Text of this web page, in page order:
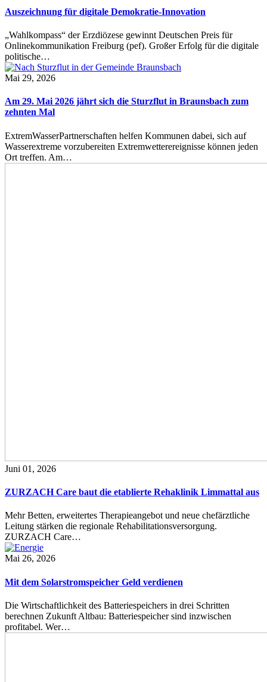
Auszeichnung für digitale Demokratie-Innovation
„Wahlkompass“ der Erzdiözese gewinnt Deutschen Preis für
Onlinekommunikation Freiburg (pef). Großer Erfolg für die digitale
politische…
Mai 29, 2026
Am 29. Mai 2026 jährt sich die Sturzflut in Braunsbach zum
zehnten Mal
ExtremWasserPartnerschaften helfen Kommunen dabei, sich auf
Wasserextreme vorzubereiten Extremwetterereignisse können jeden
Ort treffen. Am…
Juni 01, 2026
ZURZACH Care baut die etablierte Rehaklinik Limmattal aus
Mehr Betten, erweitertes Therapieangebot und neue chefärztliche
Leitung stärken die regionale Rehabilitationsversorgung.
ZURZACH Care…
Mai 26, 2026
Mit dem Solarstromspeicher Geld verdienen
Die Wirtschaftlichkeit des Batteriespeichers in drei Schritten
berechnen Zukunft Altbau: Batteriespeicher sind inzwischen
profitabel. Wer…